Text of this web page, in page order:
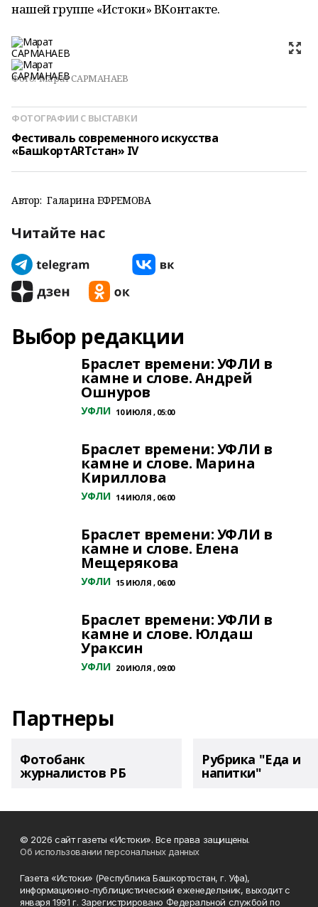
нашей группе «Истоки» ВКонтакте.
Фото: Марат САРМАНАЕВ
ФОТОГРАФИИ С ВЫСТАВКИ
Фестиваль современного искусства
«БашkортARTстан» IV
Автор: Галарина ЕФРЕМОВА
Читайте нас
Выбор редакции
Браслет времени: УФЛИ в
камне и слове. Андрей
Ошнуров
УФЛИ 10 ИЮЛЯ , 05:00
Браслет времени: УФЛИ в
камне и слове. Марина
Кириллова
УФЛИ 14 ИЮЛЯ , 06:00
Браслет времени: УФЛИ в
камне и слове. Елена
Мещерякова
УФЛИ 15 ИЮЛЯ , 06:00
Браслет времени: УФЛИ в
камне и слове. Юлдаш
Ураксин
УФЛИ 20 ИЮЛЯ , 09:00
Партнеры
Фотобанк
журналистов РБ
Рубрика "Еда и
напитки"
© 2026 сайт газеты «Истоки». Все права защищены.
Об использовании персональных данных
Газета «Истоки» (Республика Башкортостан, г. Уфа),
информационно-публицистический еженедельник, выходит с
января 1991 г. Зарегистрировано Федеральной службой по